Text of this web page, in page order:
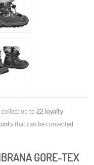
up to 22 loyalty
that can be converted
GORE-TEX